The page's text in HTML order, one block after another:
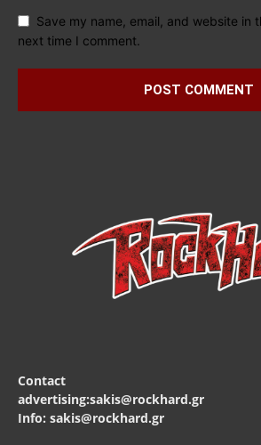
Save my name, email, and website in
next time I comment.
Contact
advertising:sakis@rockhard.gr
Info: sakis@rockhard.gr